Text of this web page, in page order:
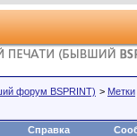
форум BSPRINT) > Метки
Справка